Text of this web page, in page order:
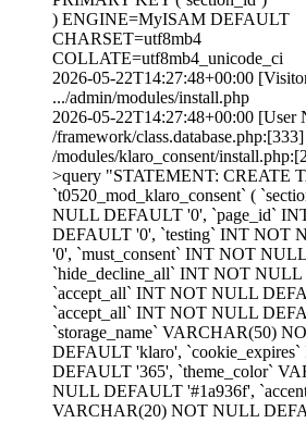
) ENGINE=MyISAM DEFAULT
CHARSET=utf8mb4
COLLATE=utf8mb4_unicode_ci
2026-05-22T14:27:48+00:00
.../admin/modules/install.php
2026-05-22T14:27:48+00:00 [User
/framework/
/modules/klaro_consent/
>query "STATEMENT: CREATE
`t0520_mod_klaro_consent` (
NULL DEFAULT '0', `page_id`
DEFAULT '0', `testing` INT NOT
'0', `must_consent` INT NOT
`hide_decline_all` INT NOT
`accept_all` INT NOT NULL
`accept_all` INT NOT NULL
`storage_name` VARCHAR(50)
DEFAULT 'klaro',
DEFAULT '365', `theme_color`
NULL DEFAULT '#1a936f',
VARCHAR(20) NOT NULL